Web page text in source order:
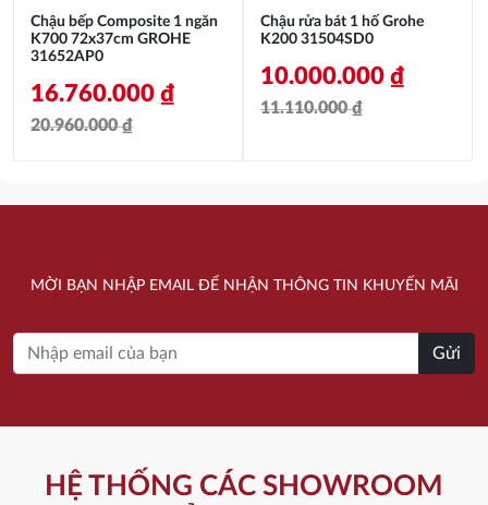
Chậu bếp Composite 1 ngăn
K700 72x37cm GROHE
31652AP0
20.960.000₫
16.760.000 ₫
16.760.000 ₫.
Chậu rửa bát 1 hố Grohe
K200 31504SD0
11.110.000₫
là:
10.000.000 ₫
tại
10.000.000 ₫.
MỜI BẠN NHẬP EMAIL ĐỂ NHẬN THÔNG TIN KHUYẾN MÃI
Gửi
HỆ THỐNG CÁC SHOWROOM